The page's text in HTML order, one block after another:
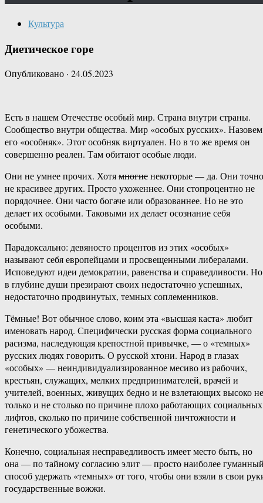
Культура
Диетическое горе
Опубликовано · 24.05.2023
Есть в нашем Отечестве особый мир. Страна внутри страны.
Сообщество внутри общества. Мир «особых русских». Назовем
его «особняк». Этот особняк виртуален. Но в то же время он
совершенно реален. Там обитают особые люди.
Они не умнее прочих. Хотямногиенекоторые — да. Они точно
не красивее других. Просто ухоженнее. Они стопроцентно не
порядочнее. Они часто богаче или образованнее. Но не это
делает их особыми. Таковыми их делает осознание себя
особыми.
Парадоксально: девяносто процентов из этих «особых»
называют себя европейцами и просвещенными либералами.
Исповедуют идеи демократии, равенства и справедливости. Но
в глубине души презирают своих недостаточно успешных,
недостаточно продвинутых, темных соплеменников.
Тёмные! Вот обычное слово, коим эта «высшая каста» любит
именовать народ. Специфически русская форма социального
расизма, наследующая крепостной привычке, — о «темных»
русских людях говорить. О русской хтони. Народ в глазах
«особых» — неиндивидуализированное месиво из рабочих,
крестьян, служащих, мелких предпринимателей, врачей и
учителей, военных, живущих бедно и не взлетающих высоко не
только и не столько по причине плохо работающих социальных
лифтов, сколько по причине собственной ничтожности и
генетического убожества.
Конечно, социальная несправедливость имеет место быть, но
она — по тайному согласию элит — просто наиболее
способ удержать «темных» от того, чтобы они взяли в свои
государственные вожжи.